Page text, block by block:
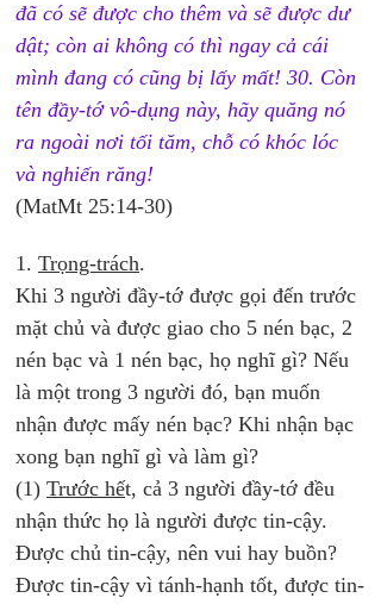
đã có sẽ được cho thêm và sẽ được dư
dật; còn ai không có thì ngay cả cái
mình đang có cũng bị lấy mất! 30. Còn
tên đầy-tớ vô-dụng này, hãy quăng nó
ra ngoài nơi tối tăm, chỗ có khóc lóc
và nghiến răng!
(MatMt 25:14-30)
1. Trọng-trách.
Khi 3 người đầy-tớ được gọi đến trước
mặt chủ và được giao cho 5 nén bạc, 2
nén bạc và 1 nén bạc, họ nghĩ gì? Nếu
là một trong 3 người đó, bạn muốn
nhận được mấy nén bạc? Khi nhận bạc
xong bạn nghĩ gì và làm gì?
(1) Trước hết, cả 3 người đầy-tớ đều
nhận thức họ là người được tin-cậy.
Được chủ tin-cậy, nên vui hay buồn?
Được tin-cậy vì tánh-hạnh tốt, được tin-